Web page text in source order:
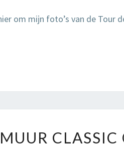
om mijn foto’s van de Tour
MUUR